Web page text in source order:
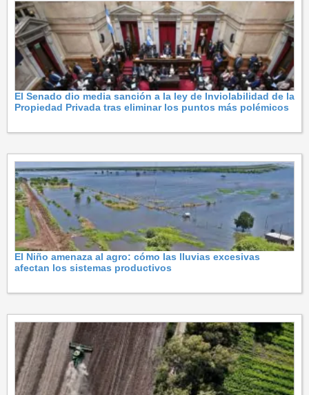
El Senado dio media sanción a la ley de Inviolabilidad de la
Propiedad Privada tras eliminar los puntos más polémicos
El Niño amenaza al agro: cómo las lluvias excesivas
afectan los sistemas productivos